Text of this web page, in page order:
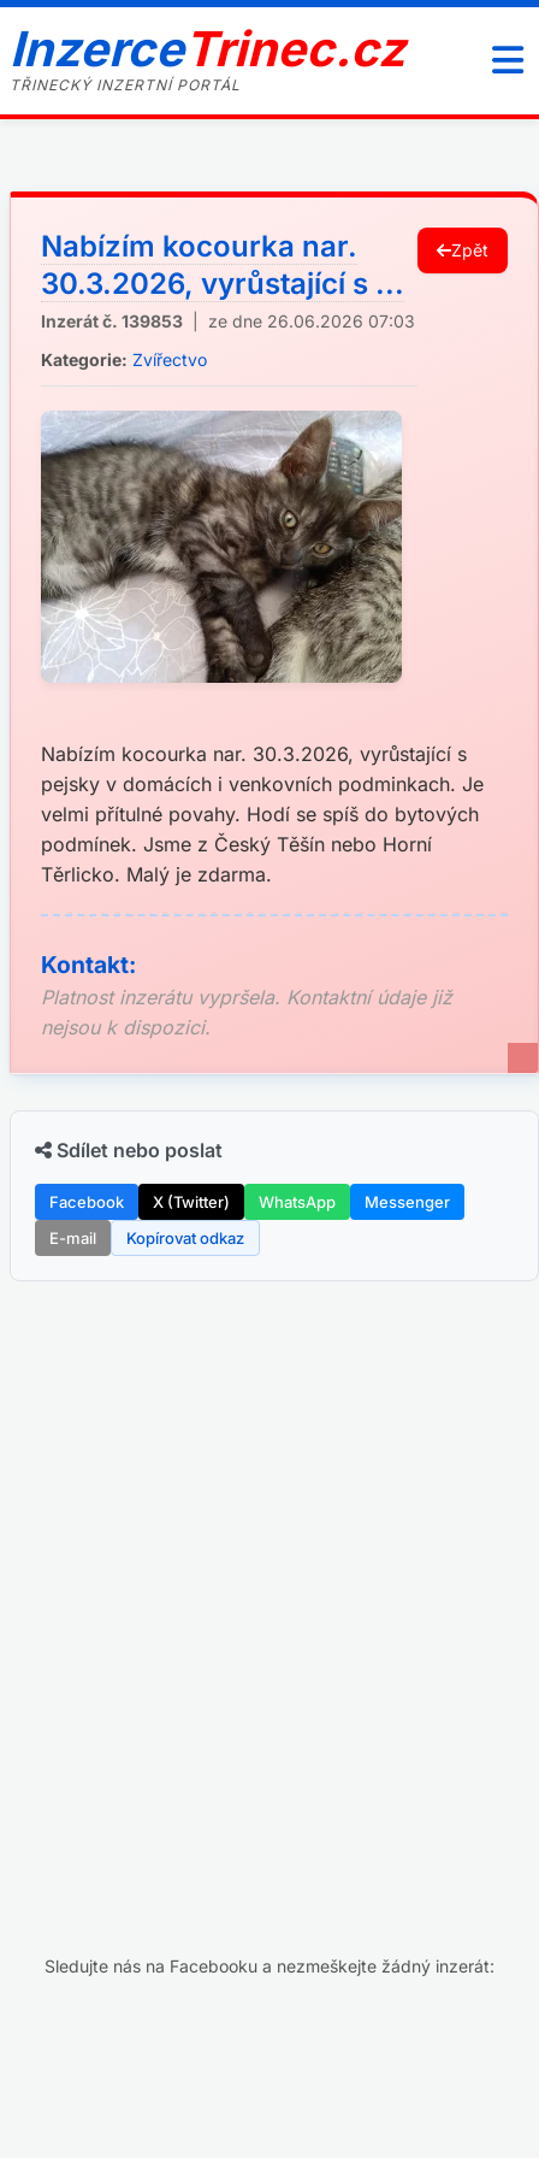
InzerceTrinec.cz
TŘINECKÝ INZERTNÍ PORTÁL
Nabízím kocourka nar.
30.3.2026, vyrůstající s ...
Inzerát č. 139853 | ze dne 26.06.2026 07:03
Kategorie: Zvířectvo
Zpět
Nabízím kocourka nar. 30.3.2026, vyrůstající s
pejsky v domácích i venkovních podminkach. Je
velmi přítulné povahy. Hodí se spíš do bytových
podmínek. Jsme z Český Těšín nebo Horní
Těrlicko. Malý je zdarma.
Kontakt:
Platnost inzerátu vypršela. Kontaktní údaje již
nejsou k dispozici.
Sdílet nebo poslat
Facebook X (Twitter) WhatsApp
Messenger
E-mail
Kopírovat odkaz
Sledujte nás na Facebooku a nezmeškejte žádný inzerát: